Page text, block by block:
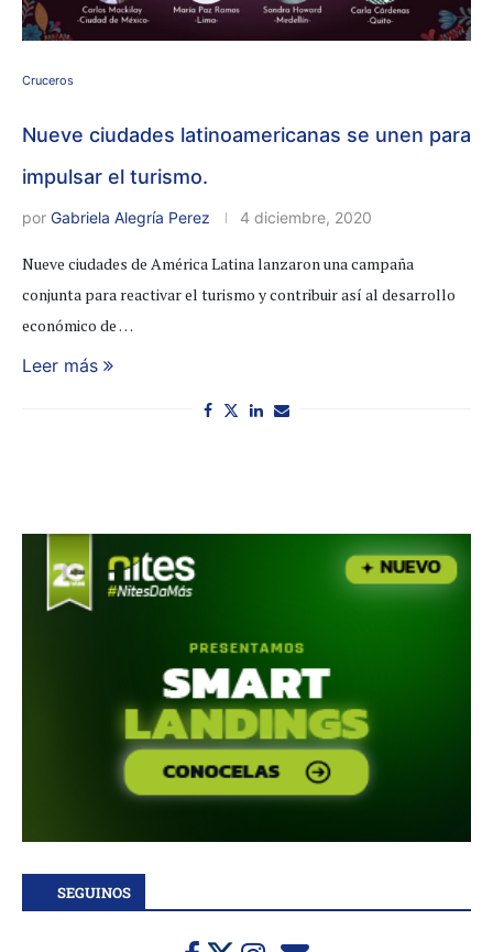
Cruceros
Nueve ciudades latinoamericanas se unen para
impulsar el turismo.
por Gabriela Alegría Perez 4 diciembre, 2020
Nueve ciudades de América Latina lanzaron una campaña
conjunta para reactivar el turismo y contribuir así al desarrollo
económico de …
Leer más
SEGUINOS